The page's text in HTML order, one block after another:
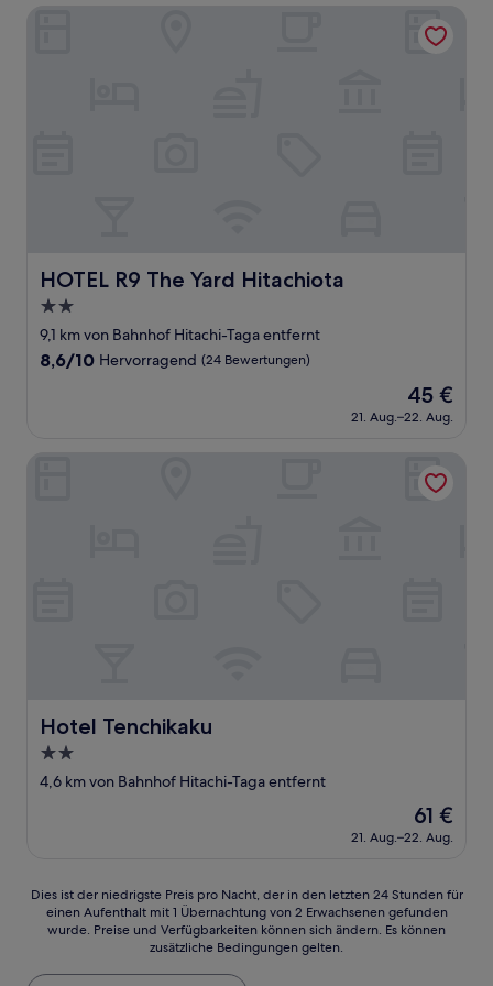
Bewertungen)
HOTEL R9 The Yard Hitachiota
HOTEL R9 The Yard Hitachiota
2.0-
Sterne-
Unterkunft
9,1 km von Bahnhof Hitachi-Taga entfernt
8.6
Bewertungen)
8,6/10 Hervorragend (24 Bewertungen)
Der
Preis
beträgt
45 €
21. Aug.–22. Aug.
Hotel Tenchikaku
Hotel Tenchikaku
2.0-
Sterne-
4,6 km von Bahnhof Hitachi-Taga entfernt
Der
Preis
beträgt
61 €
21. Aug.–22. Aug.
Dies
der
Preis
Dies ist der niedrigste Preis pro Nacht, der in den letzten 24 Stunden für
einen Aufenthalt mit 1 Übernachtung von 2 Erwachsenen gefunden
wurde. Preise und Verfügbarkeiten können sich ändern. Es können
zusätzliche Bedingungen gelten.